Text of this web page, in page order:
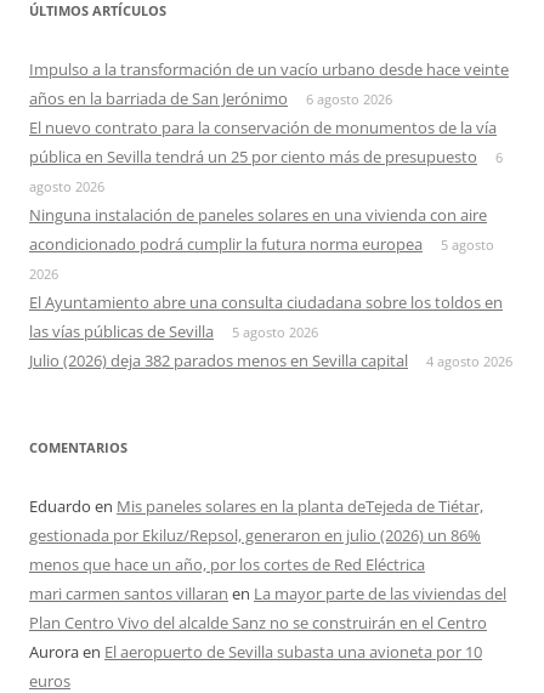
ÚLTIMOS ARTÍCULOS
Impulso a la transformación de un vacío urbano desde hace veinte
años en la barriada de San Jerónimo
6 agosto 2026
El nuevo contrato para la conservación de monumentos de la vía
pública en Sevilla tendrá un 25 por ciento más de presupuesto
6
agosto 2026
Ninguna instalación de paneles solares en una vivienda con aire
acondicionado podrá cumplir la futura norma europea
5 agosto
2026
El Ayuntamiento abre una consulta ciudadana sobre los toldos en
las vías públicas de Sevilla
5 agosto 2026
Julio (2026) deja 382 parados menos en Sevilla capital 4 agosto 2026
COMENTARIOS
Eduardo en Mis paneles solares en la planta deTejeda de Tiétar,
gestionada por Ekiluz/Repsol, generaron en julio (2026) un 86%
menos que hace un año, por los cortes de Red Eléctrica
mari carmen santos villaran en La mayor parte de las viviendas del
Plan Centro Vivo del alcalde Sanz no se construirán en el Centro
Auroraen El aeropuerto de Sevilla subasta una avioneta por 10
euros